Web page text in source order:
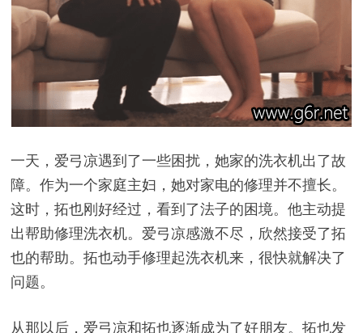
一天，爱弓凉遇到了一些困扰，她家的洗衣机出了故
障。作为一个家庭主妇，她对家电的修理并不擅长。
这时，拓也刚好经过，看到了法子的困境。他主动提
出帮助修理洗衣机。爱弓凉感激不尽，欣然接受了拓
也的帮助。拓也动手修理起洗衣机来，很快就解决了
问题。
从那以后，爱弓凉和拓也逐渐成为了好朋友。拓也发